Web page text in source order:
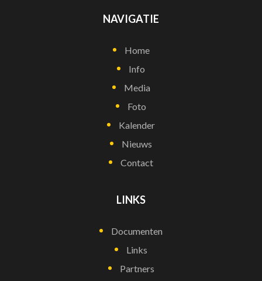
NAVIGATIE
Home
Info
Media
Foto
Kalender
Nieuws
Contact
LINKS
Documenten
Links
Partners